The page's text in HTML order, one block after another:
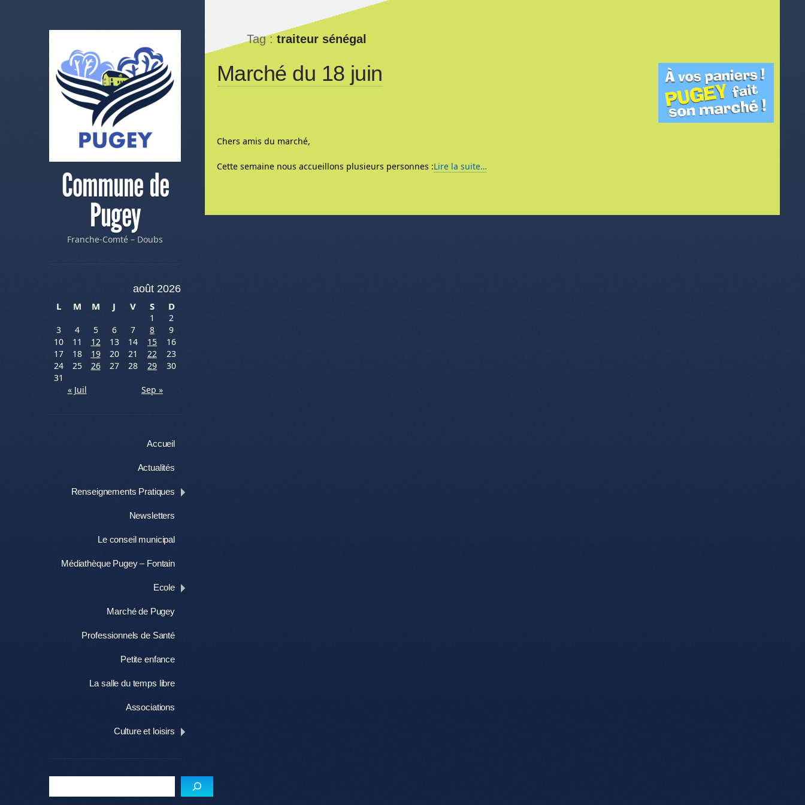
Commune de
Pugey
Franche-Comté – Doubs
août 2026
L
M M J V S D
1
2
3
4 5 6 7 8
9
10
11 12 13 14 15
16
17
18 19 20 21 22
23
24
25 26 27 28 29
30
31
« Juil
Sep »
Accueil
Actualités
Renseignements Pratiques
Newsletters
Le conseil municipal
Médiathèque Pugey – Fontain
Ecole
Marché de Pugey
Professionnels de Santé
Petite enfance
La salle du temps libre
Associations
Culture et loisirs
Tag : traiteur sénégal
Marché du 18 juin
Chers amis du marché,
Cette semaine nous accueillons plusieurs personnes :Lire la suite…